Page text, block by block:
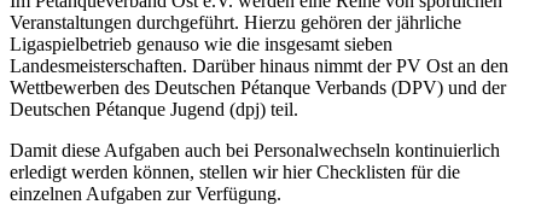
Veranstaltungen durchgeführt. Hierzu gehören der jährliche
Ligaspielbetrieb genauso wie die insgesamt sieben
Landesmeisterschaften. Darüber hinaus nimmt der PV Ost an den
Wettbewerben des Deutschen Pétanque Verbands (DPV) und der
Deutschen Pétanque Jugend (dpj) teil.
Damit diese Aufgaben auch bei Personalwechseln kontinuierlich
erledigt werden können, stellen wir hier Checklisten für die
einzelnen Aufgaben zur Verfügung.